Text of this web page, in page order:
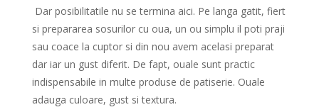
Dar posibilitatile nu se termina aici. Pe langa gatit, fiert
si prepararea sosurilor cu oua, un ou simplu il poti praji
sau coace la cuptor si din nou avem acelasi preparat
dar iar un gust diferit. De fapt, ouale sunt practic
indispensabile in multe produse de patiserie. Ouale
adauga culoare, gust si textura.